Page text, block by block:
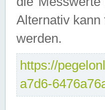
Alternativ
werden.
https://
a7d6-